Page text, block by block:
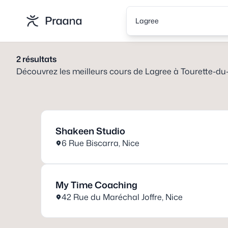
Lagree
2résultats
Découvrez les meilleurs cours de Lagree à Tourette-
Shakeen Studio
6 Rue Biscarra, Nice
My Time Coaching
42 Rue du Maréchal Joffre, Nice